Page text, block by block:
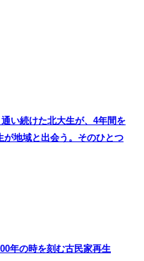
い続けた北大生が、4年間を
地域と出会う。そのひとつ
年の時を刻む古民家再生